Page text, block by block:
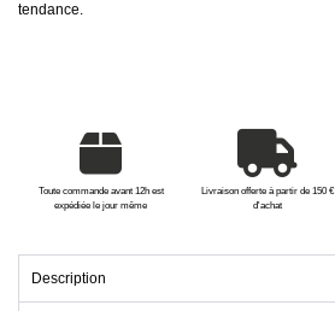
tendance.
Toute commande avant 12h est
expédiée le jour même
Livraison offerte à partir de 150 €
d'achat
Description